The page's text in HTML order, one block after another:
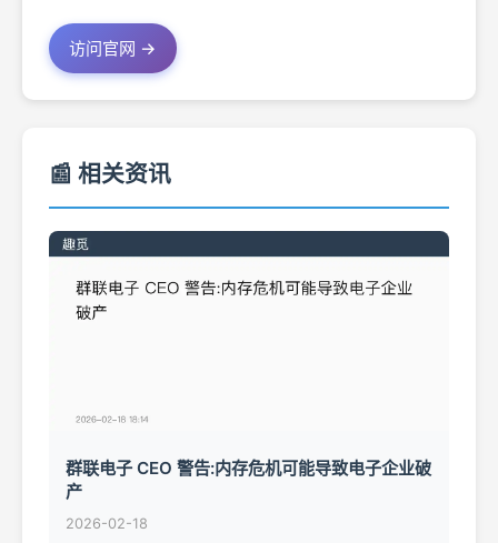
访问官网 →
📰 相关资讯
群联电子 CEO 警告:内存危机可能导致电子企业破
产
2026-02-18